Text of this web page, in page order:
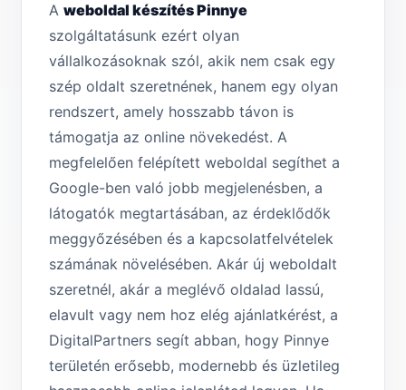
A weboldal készítés Pinnye
szolgáltatásunk ezért olyan
vállalkozásoknak szól, akik nem csak egy
szép oldalt szeretnének, hanem egy olyan
rendszert, amely hosszabb távon is
támogatja az online növekedést. A
megfelelően felépített weboldal segíthet a
Google-ben való jobb megjelenésben, a
látogatók megtartásában, az érdeklődők
meggyőzésében és a kapcsolatfelvételek
számának növelésében. Akár új weboldalt
szeretnél, akár a meglévő oldalad lassú,
elavult vagy nem hoz elég ajánlatkérést, a
DigitalPartners segít abban, hogy Pinnye
területén erősebb, modernebb és üzletileg